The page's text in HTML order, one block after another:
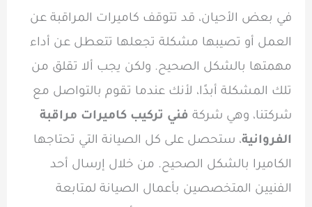
في بعض الأحيان، قد تتوقف كاميرات المراقبة عن
العمل أو تصيبها مشكلة تجعلها تتعطل عن أداء
مهمتها بالشكل الصحيح. ولكن يجب ألا تقلق من
تلك المشكلة أبدًا، لأنك عندما تقوم بالتواصل مع
شركتنا، وهي شركة فني تركيب كاميرات مراقبة
الفروانية، ستحصل على كل الصيانة التي تحتاجها
الكاميرا بالشكل الصحيح. من خلال إرسال أحد
الفنيين المتخصصين بأعمال الصيانة لمتابعة